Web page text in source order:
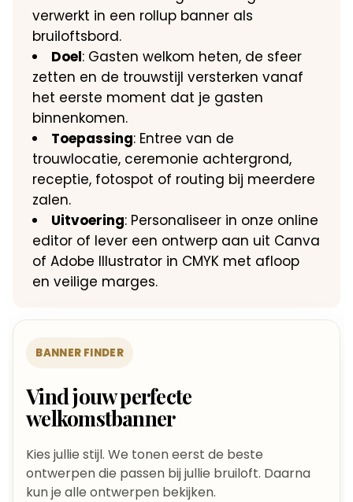
verwerkt in een rollup banner als
bruiloftsbord.
Doel: Gasten welkom heten, de sfeer
zetten en de trouwstijl versterken vanaf
het eerste moment dat je gasten
binnenkomen.
Toepassing: Entree van de
trouwlocatie, ceremonie achtergrond,
receptie, fotospot of routing bij meerdere
zalen.
Uitvoering: Personaliseer in onze online
editor of lever een ontwerp aan uit Canva
of Adobe Illustrator in CMYK met afloop
en veilige marges.
BANNER FINDER
Vind jouw perfecte
welkomstbanner
Kies jullie stijl. We tonen eerst de beste
ontwerpen die passen bij jullie bruiloft. Daarna
kun je alle ontwerpen bekijken.